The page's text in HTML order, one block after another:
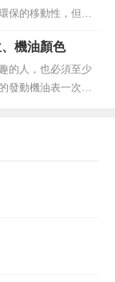
保的移動性，但它
差異。在本文中，
汽車之間的區別、
機油顏色
的人，也必須至少
發動機油表一次。